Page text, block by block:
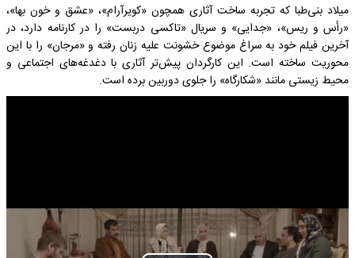
میلاد بنی‌طبا که تجربه ساخت آثاری همچون «کویرآرام»، «عشق و خون بها»،
«رأس و ریس»، «جدایی» و سریال «تاکسی دربست» را در کارنامه دارد، در
آخرین فیلم خود به سراغ موضوع خشونت علیه زنان رفته و «مرجان» را با این
محوریت ساخته است. این کارگردان پیش‌تر آثاری با دغدغه‌های اجتماعی و
محیط زیستی مانند «شکارگاه» را جلوی دوربین برده است.